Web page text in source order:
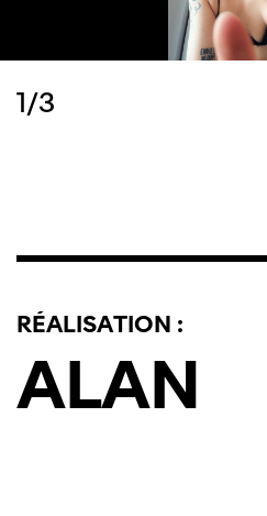
1/3
RÉALISATION :
ALAN